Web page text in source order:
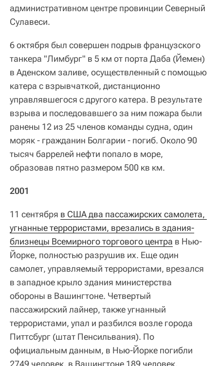
административном центре провинции Северный
Сулавеси.
6 октября был совершен подрыв французского
танкера "Лимбург" в 5 км от порта Даба (Йемен)
в Аденском заливе, осуществленный с помощью
катера с взрывчаткой, дистанционно
управлявшегося с другого катера. В результате
взрыва и последовавшего за ним пожара были
ранены 12 из 25 членов команды судна, один
моряк ‑ гражданин Болгарии ‑ погиб. Около 90
тысяч баррелей нефти попало в море,
образовав пятно размером 500 кв км.
2001
11 сентября в США два пассажирских самолета,
угнанные террористами, врезались в здания-
близнецы Всемирного торгового центра в Нью-
Йорке, полностью разрушив их. Еще один
самолет, управляемый террористами, врезался
в западное крыло здания министерства
обороны в Вашингтоне. Четвертый
пассажирский лайнер, также угнанный
террористами, упал и разбился возле города
Питтсбург (штат Пенсильвания). По
официальным данным, в Нью-Йорке погибли
2749 человек, в Вашингтоне 189 человек,